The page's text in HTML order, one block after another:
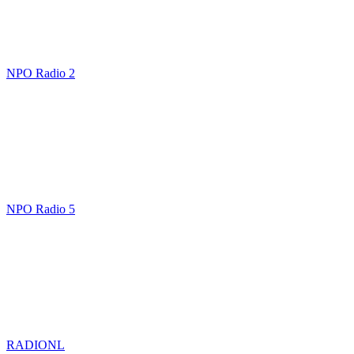
NPO Radio 2
NPO Radio 5
RADIONL